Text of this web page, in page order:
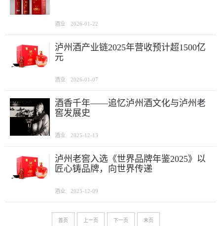
酒业 2026-01-22
泸州酒产业链2025年营收预计超1500亿
元
酒业 2026-01-07
酒香千年——追忆泸州酒文化与泸州老
窖发展史
酒业 2025-12-13
泸州老窖入选《世界品牌年鉴2025》以
匠心铸品牌，向世界传递
酒业 2025-12-09
首页 上一页 下一页 末页